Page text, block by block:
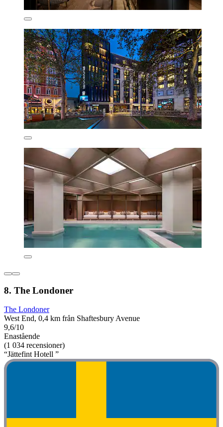
8. The Londoner
The Londoner
West End, 0,4 km från Shaftesbury Avenue
9,6/10
Enastående
(1 034 recensioner)
“Jättefint Hotell ”